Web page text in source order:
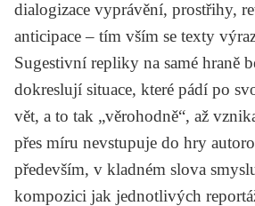
dialogizace vyprávění, prostřihy,
anticipace – tím vším se texty
Sugestivní repliky na samé hraně
dokreslují situace, které pádí po
vět, a to tak „věrohodně“, až
přes míru nevstupuje do hry
především, v kladném slova
kompozici jak jednotlivých